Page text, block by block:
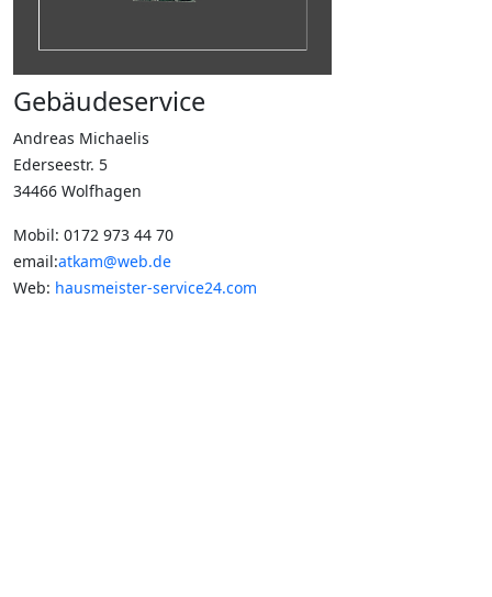
Gebäudeservice
Andreas Michaelis
Ederseestr. 5
34466 Wolfhagen
Mobil: 0172 973 44 70
email:atkam@web.de
Web: hausmeister-service24.com